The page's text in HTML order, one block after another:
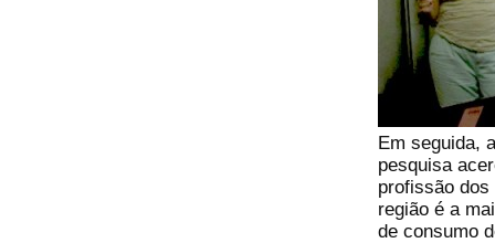
Em seguida,
pesquisa
profissão dos
região é a
de consumo